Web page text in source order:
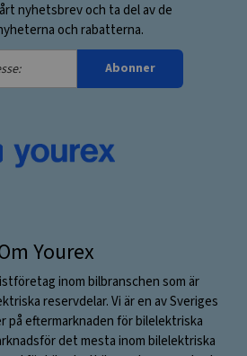
nyhetsbrev och ta del av de
och rabatterna.
Abonner
Yourex
inom bilbranschen som är
reservdelar. Vi är en av Sveriges
på eftermarknaden för bilelektriska
det mesta inom bilelektriska